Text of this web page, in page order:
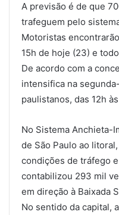
A previsão é de que
trafeguem pelo
Motoristas
15h de hoje (23) e
De acordo com a
intensifica na
paulistanos, das 12h
No Sistema Anchieta-
de São Paulo ao
condições de tráfego
contabilizou 293 mil
em direção à Baixada
No sentido da capital,